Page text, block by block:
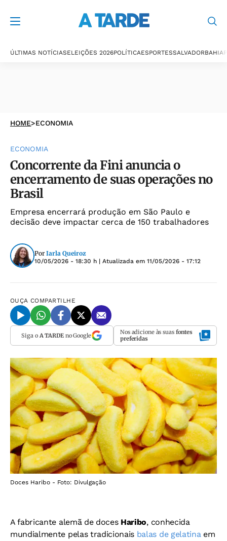
ÚLTIMAS NOTÍCIASELEIÇÕES 2026POLÍTICAESPORTESSALVADORBAHIA
HOME>ECONOMIA
ECONOMIA
Concorrente da Fini anuncia o
encerramento de suas operações no
Brasil
Empresa encerrará produção em São Paulo e
decisão deve impactar cerca de 150 trabalhadores
Por Iarla Queiroz
10/05/2026 - 18:30 h | Atualizada em 11/05/2026 - 17:12
OUÇA COMPARTILHE
Siga o A TARDEno Google Nos adicione às suas fontes
preferidas
Doces Haribo - Foto: Divulgação
A fabricante alemã de doces Haribo, conhecida
mundialmente pelas tradicionais balas de gelatinaem